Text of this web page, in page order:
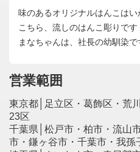
味のあるオリジナルはんこはい
こちら、流しのはんこ彫りです
まなちゃんは、社長の幼馴染で
営業範囲
東京都│足立区・葛飾区・荒
23区
千葉県│松戸市・柏市・流山
市・鎌ヶ谷市・千葉市・我孫